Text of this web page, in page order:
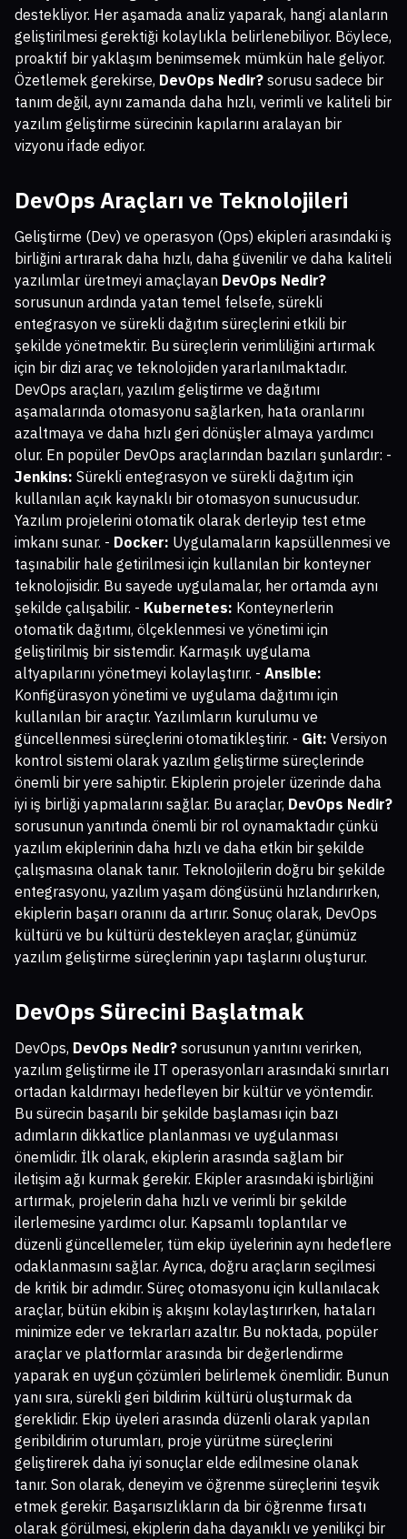
destekliyor. Her aşamada analiz yaparak, hangi alanların
geliştirilmesi gerektiği kolaylıkla belirlenebiliyor. Böylece,
proaktif bir yaklaşım benimsemek mümkün hale geliyor.
Özetlemek gerekirse, DevOps Nedir? sorusu sadece bir
tanım değil, aynı zamanda daha hızlı, verimli ve kaliteli bir
yazılım geliştirme sürecinin kapılarını aralayan bir
vizyonu ifade ediyor.
DevOps Araçları ve Teknolojileri
Geliştirme (Dev) ve operasyon (Ops) ekipleri arasındaki iş
birliğini artırarak daha hızlı, daha güvenilir ve daha kaliteli
yazılımlar üretmeyi amaçlayan DevOps Nedir?
sorusunun ardında yatan temel felsefe, sürekli
entegrasyon ve sürekli dağıtım süreçlerini etkili bir
şekilde yönetmektir. Bu süreçlerin verimliliğini artırmak
için bir dizi araç ve teknolojiden yararlanılmaktadır.
DevOps araçları, yazılım geliştirme ve dağıtımı
aşamalarında otomasyonu sağlarken, hata oranlarını
azaltmaya ve daha hızlı geri dönüşler almaya yardımcı
olur. En popüler DevOps araçlarından bazıları şunlardır: -
Jenkins: Sürekli entegrasyon ve sürekli dağıtım için
kullanılan açık kaynaklı bir otomasyon sunucusudur.
Yazılım projelerini otomatik olarak derleyip test etme
imkanı sunar. - Docker: Uygulamaların kapsüllenmesi ve
taşınabilir hale getirilmesi için kullanılan bir konteyner
teknolojisidir. Bu sayede uygulamalar, her ortamda aynı
şekilde çalışabilir. - Kubernetes: Konteynerlerin
otomatik dağıtımı, ölçeklenmesi ve yönetimi için
geliştirilmiş bir sistemdir. Karmaşık uygulama
altyapılarını yönetmeyi kolaylaştırır. - Ansible:
Konfigürasyon yönetimi ve uygulama dağıtımı için
kullanılan bir araçtır. Yazılımların kurulumu ve
güncellenmesi süreçlerini otomatikleştirir. - Git: Versiyon
kontrol sistemi olarak yazılım geliştirme süreçlerinde
önemli bir yere sahiptir. Ekiplerin projeler üzerinde daha
iyi iş birliği yapmalarını sağlar. Bu araçlar, DevOps Nedir?
sorusunun yanıtında önemli bir rol oynamaktadır çünkü
yazılım ekiplerinin daha hızlı ve daha etkin bir şekilde
çalışmasına olanak tanır. Teknolojilerin doğru bir şekilde
entegrasyonu, yazılım yaşam döngüsünü hızlandırırken,
ekiplerin başarı oranını da artırır. Sonuç olarak, DevOps
kültürü ve bu kültürü destekleyen araçlar, günümüz
yazılım geliştirme süreçlerinin yapı taşlarını oluşturur.
DevOps Sürecini Başlatmak
DevOps, DevOps Nedir? sorusunun yanıtını verirken,
yazılım geliştirme ile IT operasyonları arasındaki sınırları
ortadan kaldırmayı hedefleyen bir kültür ve yöntemdir.
Bu sürecin başarılı bir şekilde başlaması için bazı
adımların dikkatlice planlanması ve uygulanması
önemlidir. İlk olarak, ekiplerin arasında sağlam bir
iletişim ağı kurmak gerekir. Ekipler arasındaki işbirliğini
artırmak, projelerin daha hızlı ve verimli bir şekilde
ilerlemesine yardımcı olur. Kapsamlı toplantılar ve
düzenli güncellemeler, tüm ekip üyelerinin aynı hedeflere
odaklanmasını sağlar. Ayrıca, doğru araçların seçilmesi
de kritik bir adımdır. Süreç otomasyonu için kullanılacak
araçlar, bütün ekibin iş akışını kolaylaştırırken, hataları
minimize eder ve tekrarları azaltır. Bu noktada, popüler
araçlar ve platformlar arasında bir değerlendirme
yaparak en uygun çözümleri belirlemek önemlidir. Bunun
yanı sıra, sürekli geri bildirim kültürü oluşturmak da
gereklidir. Ekip üyeleri arasında düzenli olarak yapılan
geribildirim oturumları, proje yürütme süreçlerini
geliştirerek daha iyi sonuçlar elde edilmesine olanak
tanır. Son olarak, deneyim ve öğrenme süreçlerini teşvik
etmek gerekir. Başarısızlıkların da bir öğrenme fırsatı
olarak görülmesi, ekiplerin daha dayanıklı ve yenilikçi bir